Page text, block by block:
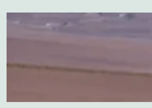
t
l
e
p